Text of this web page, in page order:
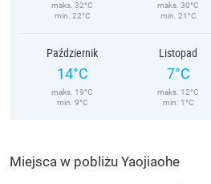
maks. 32°C
min. 22°C
maks. 30°C
min. 21°C
Październik
14°C
maks. 19°C
min. 9°C
Listopad
7°C
maks. 12°C
min. 1°C
Miejsca w pobliżu Yaojiaohe